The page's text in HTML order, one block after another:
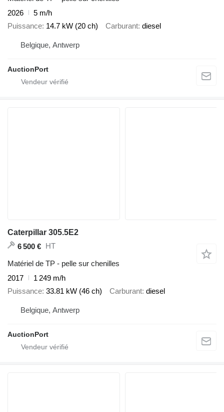
2026
5 m/h
Puissance 14.7 kW (20 ch) Carburant diesel
Belgique, Antwerp
AuctionPort
Caterpillar 305.5E2
6 500 € HT
Matériel de TP - pelle sur chenilles
2017
1 249 m/h
Puissance 33.81 kW (46 ch) Carburant diesel
Belgique, Antwerp
AuctionPort